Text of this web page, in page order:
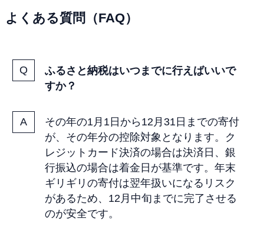
よくある質問（FAQ）
ふるさと納税はいつまでに行えばいいで
すか？
その年の1月1日から12月31日までの寄付
が、その年分の控除対象となります。ク
レジットカード決済の場合は決済日、銀
行振込の場合は着金日が基準です。年末
ギリギリの寄付は翌年扱いになるリスク
があるため、12月中旬までに完了させる
のが安全です。